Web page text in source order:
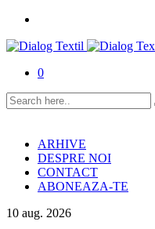
0
ARHIVE
DESPRE NOI
CONTACT
ABONEAZA-TE
10 aug. 2026